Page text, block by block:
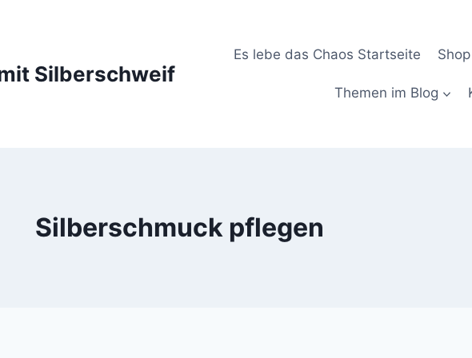
Silberschweif
Es lebe das Chaos Startseite Shop
Themen im Blog
Silberschmuck pflegen